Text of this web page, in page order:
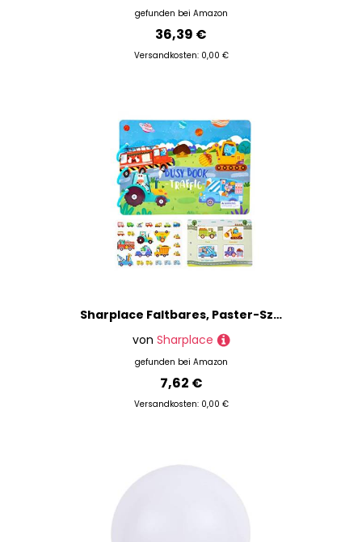
gefunden bei Amazon
36,39 €
Versandkosten: 0,00 €
Sharplace Faltbares, Paster-Szenenbuch, Stickerbuch zum frühen Lernen für Spielgeburtstage, Transport
von Sharplace
gefunden bei Amazon
7,62 €
Versandkosten: 0,00 €